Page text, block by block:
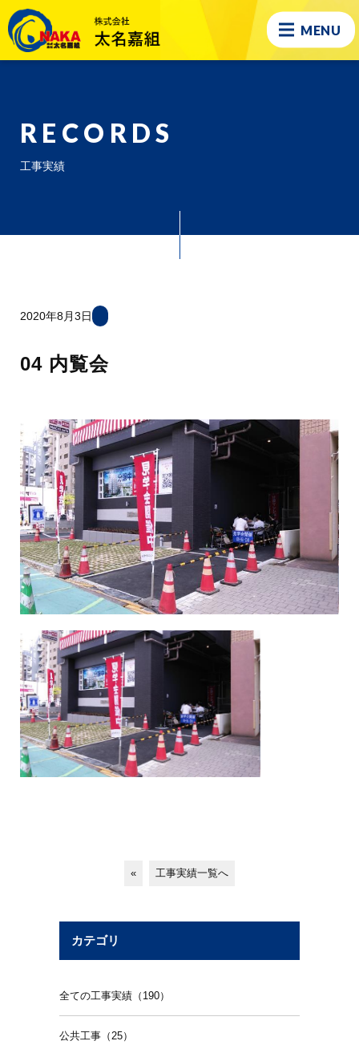
MENU
RECORDS
工事実績
2020年8月3日
04 内覧会
« 工事実績一覧へ
カテゴリ
全ての工事実績（190）
公共工事（25）